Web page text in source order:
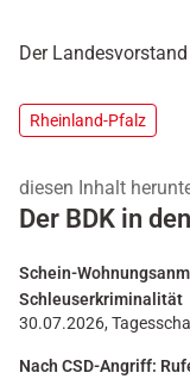
Der Landesvorstand
Rheinland-Pfalz
diesen Inhalt
Der BDK in
Schein-
Schleuserkriminalität
30.07.2026,
Nach CSD-Angriff: